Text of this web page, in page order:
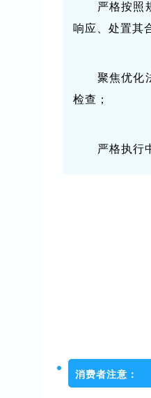
严格按照
响应、处置其
聚焦优化
检查；
严格执行
消费者注意：